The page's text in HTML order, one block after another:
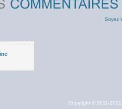
Soyez
Copyright © 2011-